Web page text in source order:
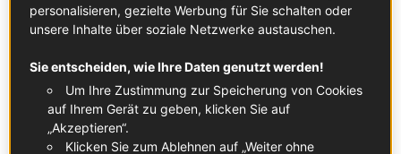
© ©cloporte
Eine Pastete mit langer Geschichte
Die Pastete im Teigmantel kann auf eine lange
Geschichte zurückblicken. Schon im Mittelalter kamen
personalisieren, gezielte Werbung für Sie schalten oder
unsere Inhalte über soziale Netzwerke austauschen.
Sie entscheiden, wie Ihre Daten genutzt werden!
Um Ihre Zustimmung zur Speicherung von Cookies
auf Ihrem Gerät zu geben, klicken Sie auf
„Akzeptieren“.
Klicken Sie zum Ablehnen auf „Weiter ohne